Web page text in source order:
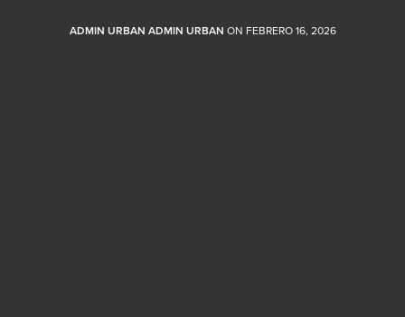
ADMIN URBAN ADMIN URBAN ON FEBRERO 16, 2026